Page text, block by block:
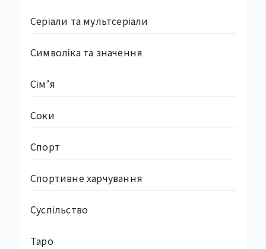
Серіали та мультсеріали
Символіка та значення
Сім’я
Соки
Спорт
Спортивне харчування
Суcпільство
Таро